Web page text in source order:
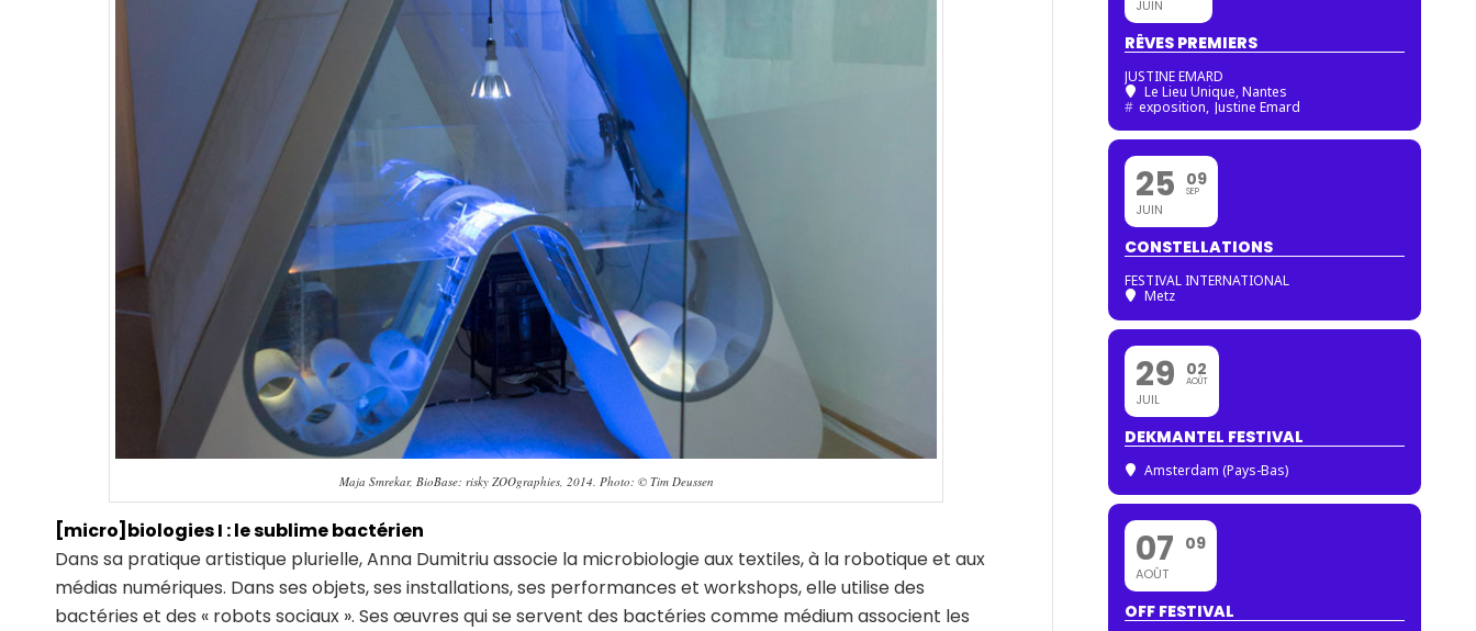
Maja Smrekar, BioBase: risky ZOOgraphies, 2014. Photo: © Tim Deussen
[micro]biologies I : le sublime bactérien
Dans sa pratique artistique plurielle, Anna Dumitriu associe la microbiologie aux textiles, à la robotique et aux
médias numériques. Dans ses objets, ses installations, ses performances et workshops, elle utilise des
bactéries et des « robots sociaux ». Ses œuvres qui se servent des bactéries comme médium associent les
JUIN
RÊVES PREMIERS
JUSTINE EMARD
Le Lieu Unique, Nantes
# exposition, Justine Emard
25
JUIN
09
SEP
CONSTELLATIONS
FESTIVAL INTERNATIONAL
Metz
29
JUIL
02
AOÛT
DEKMANTEL FESTIVAL
Amsterdam (Pays-Bas)
07
AOÛT
09
OFF FESTIVAL